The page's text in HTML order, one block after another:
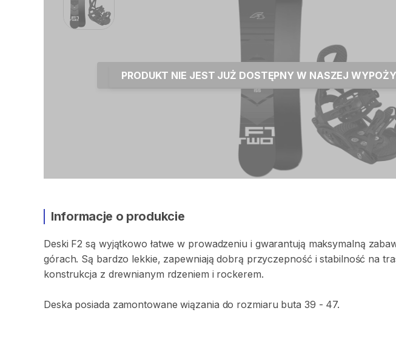
PRODUKT NIE JEST JUŻ DOSTĘPNY W NASZEJ
Informacje o produkcie
Deski F2 są wyjątkowo łatwe w prowadzeniu i gwarantują maksymalną
górach. Są bardzo lekkie​​​​,​ zapewniają dobrą przyczepność i stabilność na
konstrukcja z drewnianym rdzeniem i rockerem.
Deska posiada zamontowane wiązania do rozmiaru buta 39 - 47.